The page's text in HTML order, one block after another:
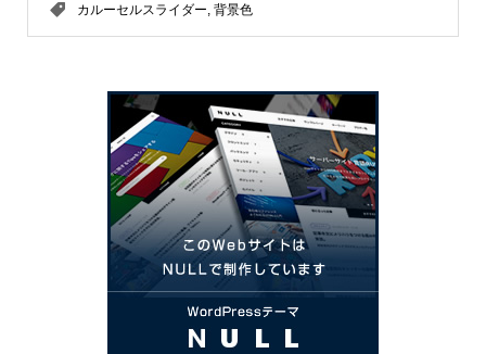
カルーセルスライダー 背景色